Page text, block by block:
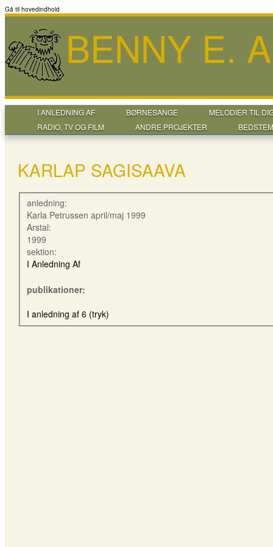
Gå til hovedindhold
BENNY E.
I ANLEDNING AF BØRNESANGE
MELODIER TIL
RADIO, TV OG FILM
ANDRE PROJEKTER
KARLAP SAGISAAVA
anledning:
Karla Petrussen april/maj 1999
Arstal:
1999
sektion:
I Anledning Af
publikationer:
I anledning af 6 (tryk)